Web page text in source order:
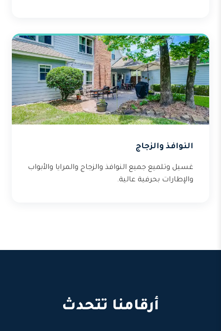
النوافذ والزجاج
غسيل وتلميع جميع النوافذ والزجاج والمرايا والأبواب
والإطارات بحرفية عالية.
أرقامنا تتحدث